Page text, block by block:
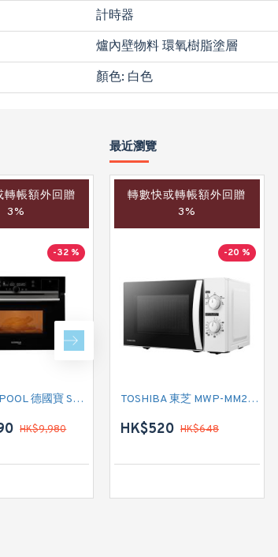
計時器
爐內壁物料 環氧樹脂塗層
顏色: 白色
轉帳額外回贈
3%
-32 %
GERMAN POOL 德國寶 SGM-3620 嵌入式微蒸烤焗爐
HK$9,980
轉數快或轉帳額外回贈
3%
-33 %
GERMAN POOL 德國寶 EVB-120 焗爐
HK$4,590 HK$6,890
最近瀏覽
轉數快或轉帳額外回贈
3%
-20 %
TOSHIBA 東芝 MWP-MM20P 微波爐
HK$520 HK$648